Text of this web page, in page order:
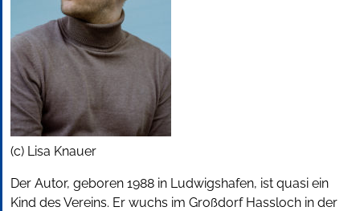
(c) Lisa Knauer
Der Autor, geboren 1988 in Ludwigshafen, ist quasi ein
Kind des Vereins. Er wuchs im Großdorf Hassloch in der